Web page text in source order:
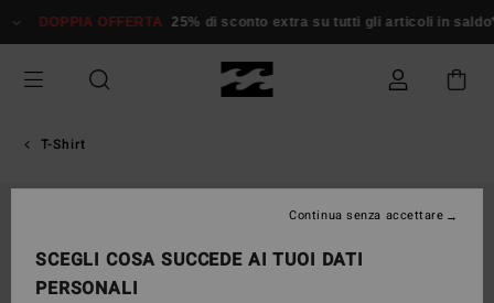
alle
prodotto
DOPPIA OFFERTA 25% di sconto extra su tutti gli articoli in saldo*
T-Shirt
SCEGLI COSA SUCCEDE AI TUOI DATI
PERSONALI
Continua senza accettare